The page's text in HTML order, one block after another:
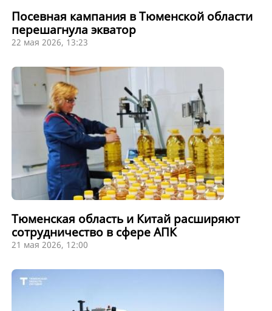
Посевная кампания в Тюменской области
перешагнула экватор
22 мая 2026, 13:23
Тюменская область и Китай расширяют
сотрудничество в сфере АПК
21 мая 2026, 12:00